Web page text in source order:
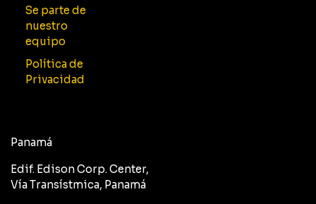
Se parte de
nuestro
equipo
Política de
Privacidad
Panamá
Edif. Edison Corp. Center,
Vía Transístmica, Panamá